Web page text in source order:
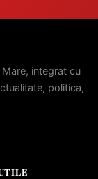
integrat cu
politica,